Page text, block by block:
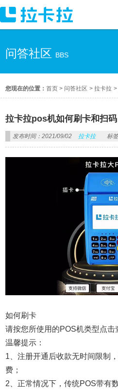
问答社区 BBS
您现在的位置：首页 > 问答社区 >拉卡拉
拉卡拉pos机如何刷卡和扫码
发布时间：2021/09/02 拉卡拉 标
如何刷卡
请按您所使用的POS机类型点击
温馨提示：
1、注册开通后收款无时间限制
费；
2、正常情况下，传统POS带有